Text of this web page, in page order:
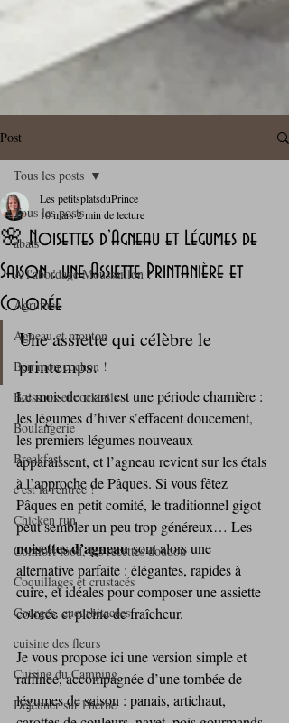
Post
Tous les posts
abats
A l'abordage Moussaillon !
Agrumes
Agneau et mouton
Ben mon cochon !
Boissons et cocktails
Boulangerie
Breakfast
c'est la rentrée !
Chicken run
Comfort food, les recettes doudou
Coquillages et crustacés
Courges, cucurbitacées
cuisine des fleurs
Cuisine du Camping
Déjeuner sur l'herbe
Tous les posts
🌸 Noisettes d’Agneau et Légumes de
Saison : une Assiette Printanière et
Colorée
Les petitsplatsduPrince
10 mars2 min de lecture
Une assiette qui célèbre le
printemps.
Le mois de mars est une période charnière :
les légumes d’hiver s’effacent doucement,
les premiers légumes nouveaux
apparaissent, et l’agneau revient sur les étals
à l’approche de Pâques. Si vous fêtez
Pâques en petit comité, le traditionnel gigot
peut sembler un peu trop généreux… Les
noisettes d’agneau sont alors une
alternative parfaite : élégantes, rapides à
cuire, et idéales pour composer une assiette
colorée et pleine de fraîcheur.
Je vous propose ici une version simple et
raffinée, accompagnée d’une tombée de
légumes de saison : panais, artichaut,